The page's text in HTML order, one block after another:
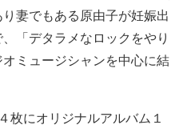
妻でもある原由子が妊娠出
「デタラメなロックをやり
ミュージシャンを中心に結
枚にオリジナルアルバム１